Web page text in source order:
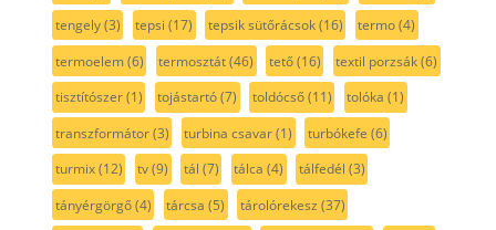
tengely(3) tepsi (17) tepsik sütőrácsok(16) termo(4)
termoelem(6) termosztát(46) tető(16) textil porzsák(6)
tisztítószer(1) tojástartó(7) toldócső(11) tolóka (1)
transzformátor(3) turbina csavar(1) turbókefe (6)
turmix(12) tv(9) tál (7) tálca (4) tálfedél (3)
tányérgörgő(4) tárcsa (5) tárolórekesz (37)